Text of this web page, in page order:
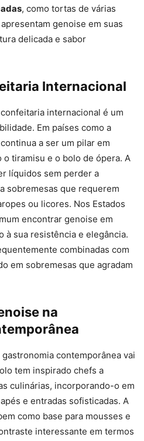
, como tortas de várias
genoise em suas
delicada e sabor
Internacional
internacional é um
Em países como a
a ser um pilar em
tiramisu e o bolo de ópera. A
líquidos sem perder a
sobremesas que requerem
ou licores. Nos Estados
encontrar genoise em
à sua resistência e elegância.
combinadas com
em sobremesas que agradam
na
contemporânea vai
tem inspirado chefs a
culinárias, incorporando-o em
e entradas sofisticadas. A
como base para mousses e
interessante em termos